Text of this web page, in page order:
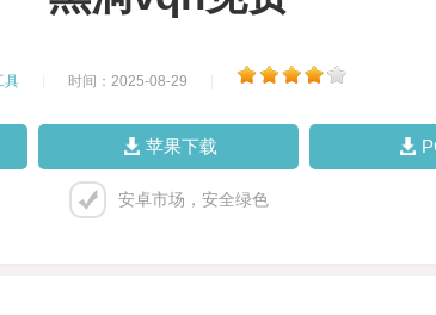
具 时间：2025-08-29
苹果下载
安卓市场，安全绿色